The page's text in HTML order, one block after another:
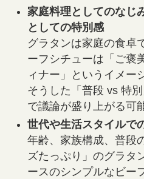
家庭料理としてのなじ
としての特別感
グラタンは家庭の食卓
ーフシチューは「ご褒
ィナー」というイメー
そうした「普段 vs 特
で議論が盛り上がる可
世代や生活スタイルで
年齢、家族構成、普段
ズたっぷり」のグラタ
ースのシンプルなビー